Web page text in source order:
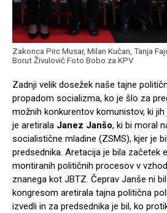
Zakonca Pirc Musar, Milan Kučan, Tanja
Borut Živulovič Foto Bobo za KPV
Zadnji velik dosežek naše tajne
propadom socializma, ko je šlo za
možnih konkurentov komunistov, ki jih
je aretirala Janez Janšo, ki bi moral
socialistične mladine (ZSMS), kjer je
predsednika. Aretacija je bila začetek
montiranih političnih procesov v
znanega kot JBTZ. Čeprav Janše ni
kongresom aretirala tajna politična
izvedli in za predsednika je bil, ko